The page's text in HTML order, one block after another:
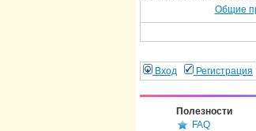
Общие
Вход Регистрация
Полезности
FAQ